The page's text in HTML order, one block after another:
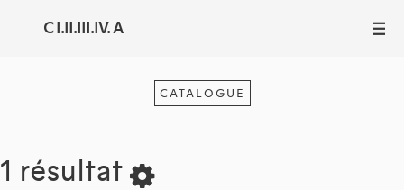
C I.II.III.IV. A III
CATALOGUE
1 résultat